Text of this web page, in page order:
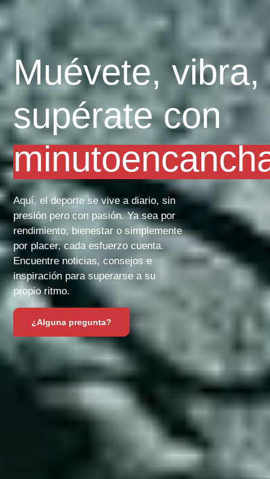
Muévete, vibra,
supérate con
Aquí, el deporte se vive a diario, sin
presión pero con pasión. Ya sea por
rendimiento, bienestar o simplemente
por placer, cada esfuerzo cuenta.
Encuentre noticias, consejos e
inspiración para superarse a su
propio ritmo.
¿Alguna pregunta?